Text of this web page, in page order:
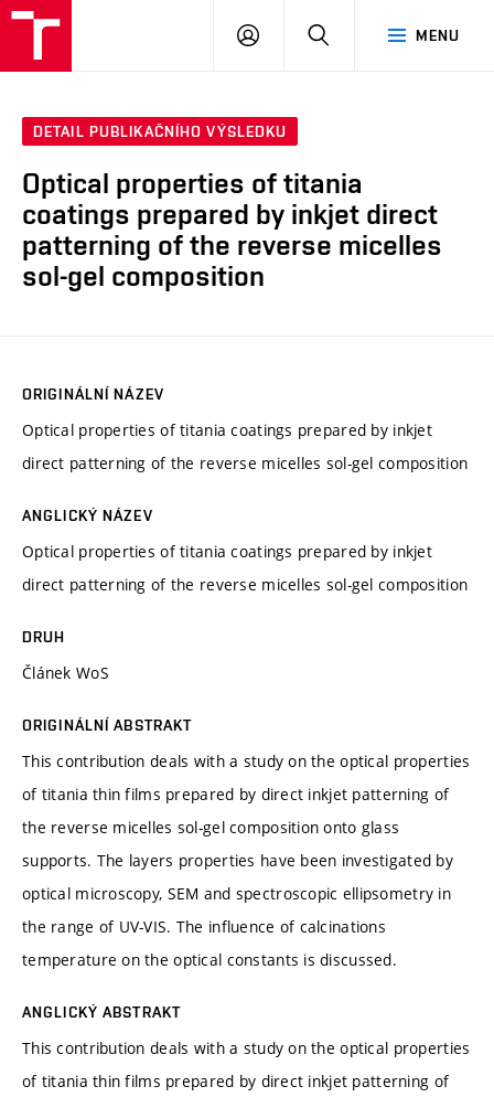
MENU
PŘIHLÁSIT
DETAIL PUBLIKAČNÍHO VÝSLEDKU
Optical properties of titania
coatings prepared by inkjet direct
patterning of the reverse micelles
sol-gel composition
ORIGINÁLNÍ NÁZEV
Optical properties of titania coatings prepared by inkjet
direct patterning of the reverse micelles sol-gel composition
ANGLICKÝ NÁZEV
Optical properties of titania coatings prepared by inkjet
direct patterning of the reverse micelles sol-gel composition
DRUH
Článek WoS
ORIGINÁLNÍ ABSTRAKT
This contribution deals with a study on the optical properties
of titania thin films prepared by direct inkjet patterning of
the reverse micelles sol-gel composition onto glass
supports. The layers properties have been investigated by
optical microscopy, SEM and spectroscopic ellipsometry in
the range of UV-VIS. The influence of calcinations
temperature on the optical constants is discussed.
ANGLICKÝ ABSTRAKT
This contribution deals with a study on the optical properties
of titania thin films prepared by direct inkjet patterning of